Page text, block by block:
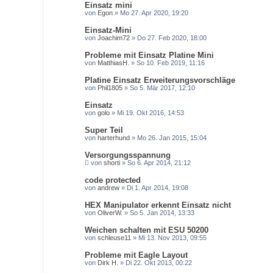
Einsatz mini
von Egon » Mo 27. Apr 2020, 19:20
Einsatz-Mini
von Joachim72 » Do 27. Feb 2020, 18:00
Probleme mit Einsatz Platine Mini
von MatthiasH. » So 10. Feb 2019, 11:16
Platine Einsatz Erweiterungsvorschläge
von Phil1805 » So 5. Mär 2017, 12:10
Einsatz
von golo » Mi 19. Okt 2016, 14:53
Super Teil
von harterhund » Mo 26. Jan 2015, 15:04
Versorgungsspannung
von shorti » So 6. Apr 2014, 21:12
code protected
von andrew » Di 1. Apr 2014, 19:08
HEX Manipulator erkennt Einsatz nicht
von OliverW. » So 5. Jan 2014, 13:33
Weichen schalten mit ESU 50200
von schleuse11 » Mi 13. Nov 2013, 09:55
Probleme mit Eagle Layout
von Dirk H. » Di 22. Okt 2013, 00:22